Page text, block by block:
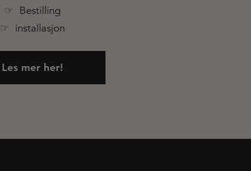
☞ Bestilling
☞ installasjon
Les mer her!